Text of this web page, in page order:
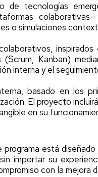
de tecnologías
o simulaciones
Kanban)
interna y el
basado en los
El proyecto
en su
está
importar su
con la mejora